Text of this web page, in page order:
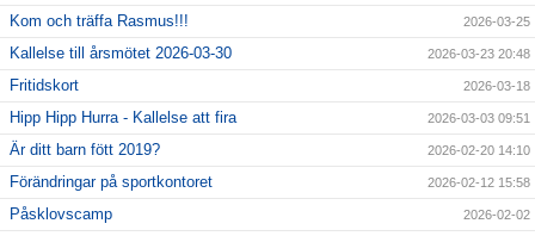
Kom och träffa Rasmus!!! 2026-03-25
Kallelse till årsmötet 2026-03-30 2026-03-23 20:48
Fritidskort 2026-03-18
Hipp Hipp Hurra - Kallelse att fira 2026-03-03 09:51
Är ditt barn fött 2019? 2026-02-20 14:10
Förändringar på sportkontoret 2026-02-12 15:58
Påsklovscamp 2026-02-02